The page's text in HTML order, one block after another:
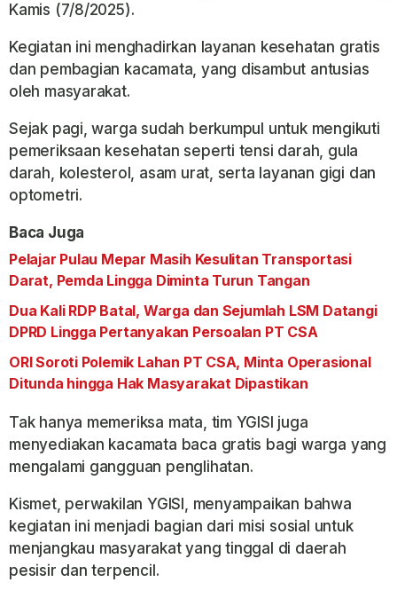
Kamis (7/8/2025).
Kegiatan ini menghadirkan layanan kesehatan gratis
dan pembagian kacamata, yang disambut antusias
oleh masyarakat.
Sejak pagi, warga sudah berkumpul untuk mengikuti
pemeriksaan kesehatan seperti tensi darah, gula
darah, kolesterol, asam urat, serta layanan gigi dan
optometri.
Baca Juga
Pelajar Pulau Mepar Masih Kesulitan Transportasi
Darat, Pemda Lingga Diminta Turun Tangan
Dua Kali RDP Batal, Warga dan Sejumlah LSM Datangi
DPRD Lingga Pertanyakan Persoalan PT CSA
ORI Soroti Polemik Lahan PT CSA, Minta Operasional
Ditunda hingga Hak Masyarakat Dipastikan
Tak hanya memeriksa mata, tim YGISI juga
menyediakan kacamata baca gratis bagi warga yang
mengalami gangguan penglihatan.
Kismet, perwakilan YGISI, menyampaikan bahwa
kegiatan ini menjadi bagian dari misi sosial untuk
menjangkau masyarakat yang tinggal di daerah
pesisir dan terpencil.